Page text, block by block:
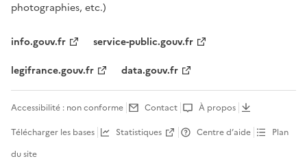
photographies, etc.)
info.gouv.fr
service-public.gouv.fr
legifrance.gouv.fr
data.gouv.fr
Accessibilité : non conforme Contact
À propos
Télécharger les bases
Statistiques Centre d’aide
Plan
du site